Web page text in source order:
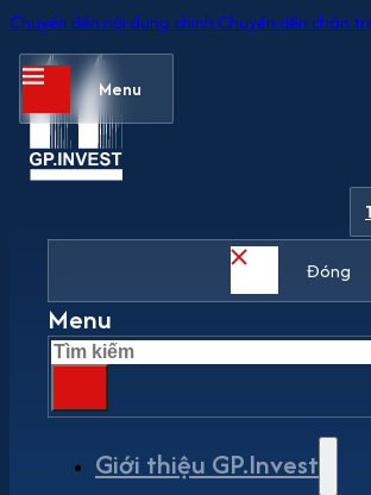
Chuyển đến nội dung chính Chuyển đến chân
Menu
Đóng
Menu
Tìm
kiếm
Giới thiệu GP.Invest